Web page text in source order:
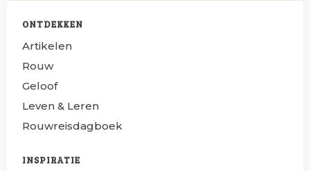
ONTDEKKEN
Artikelen
Rouw
Geloof
Leven & Leren
Rouwreisdagboek
INSPIRATIE